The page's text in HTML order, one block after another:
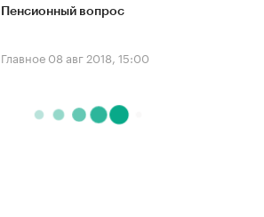
Пенсионный вопрос
Главное 08 авг 2018, 15:00